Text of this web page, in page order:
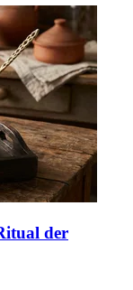
der